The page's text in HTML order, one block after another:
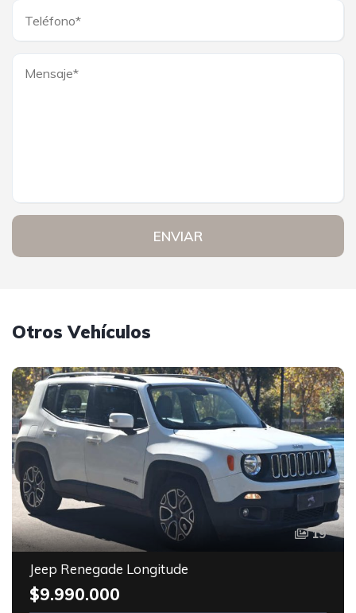
ENVIAR
Otros Vehículos
19
Jeep Renegade Longitude
$9.990.000